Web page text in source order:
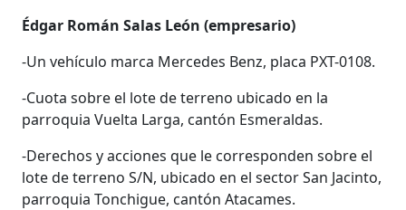
Édgar Román Salas León (empresario)
-Un vehículo marca Mercedes Benz, placa PXT-0108.
-Cuota sobre el lote de terreno ubicado en la
parroquia Vuelta Larga, cantón Esmeraldas.
-Derechos y acciones que le corresponden sobre el
lote de terreno S/N, ubicado en el sector San Jacinto,
parroquia Tonchigue, cantón Atacames.